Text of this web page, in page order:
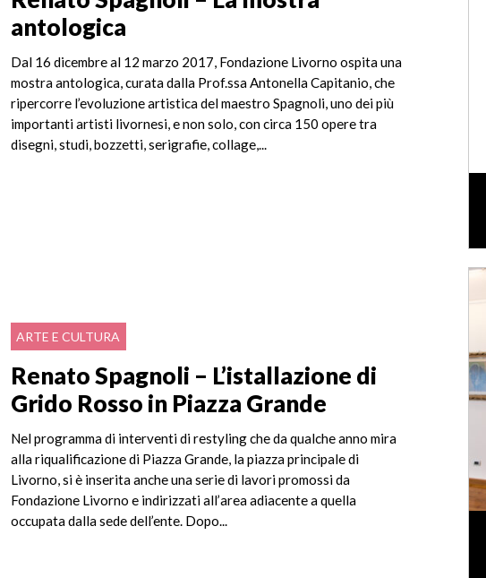
antologica
Dal 16 dicembre al 12 marzo 2017, Fondazione Livorno ospita una
mostra antologica, curata dalla Prof.ssa Antonella Capitanio, che
ripercorre l’evoluzione artistica del maestro Spagnoli, uno dei più
importanti artisti livornesi, e non solo, con circa 150 opere tra
disegni, studi, bozzetti, serigrafie, collage,...
ARTE E CULTURA
Renato Spagnoli – L’istallazione di
Grido Rosso in Piazza Grande
Nel programma di interventi di restyling che da qualche anno mira
alla riqualificazione di Piazza Grande, la piazza principale di
Livorno, si è inserita anche una serie di lavori promossi da
Fondazione Livorno e indirizzati all’area adiacente a quella
occupata dalla sede dell’ente. Dopo...